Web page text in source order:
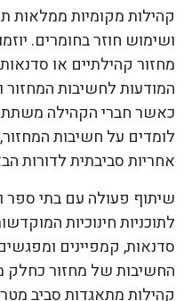
קהילות מקומיות ממלאות
ושימוש חוזר בחומרים.
מחזור קהילתיים או
המודעות לחשיבות המחזור
כאשר חברי הקהילה
לומדים על חשיבות
אחריות סביבתית לדורות
שיתוף פעולה עם בתי ספר
לתוכניות חינוכיות
סדנאות, קמפיינים
החשיבות של מחזור כחלק
קהילות מתאגדות סביב